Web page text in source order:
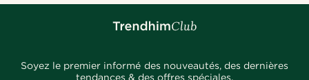
Soyez le premier informé des nouveautés, des dernières
tendances & des offres spéciales.